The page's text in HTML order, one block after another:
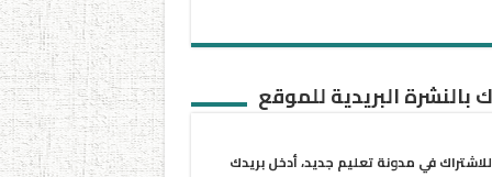
بالنشرة البريدية للموقع
للاشتراك في مدونة تعليم جديد، أدخل بريدك